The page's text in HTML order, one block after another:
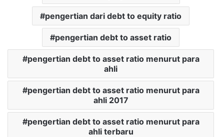
pengertian dari debt to equity ratio
pengertian debt to asset ratio
pengertian debt to asset ratio menurut para
ahli
pengertian debt to asset ratio menurut para
ahli 2017
pengertian debt to asset ratio menurut para
ahli terbaru